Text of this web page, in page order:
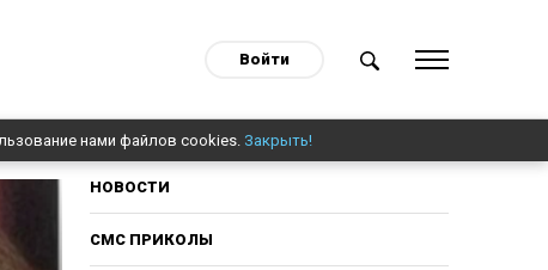
Войти
нами файлов cookies. Закрыть!
НОВОСТИ
СМС ПРИКОЛЫ